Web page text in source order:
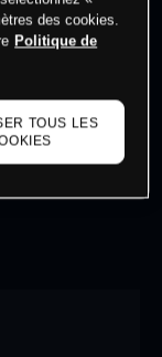
to see latest
des cookies.
Politique de
TOUS LES